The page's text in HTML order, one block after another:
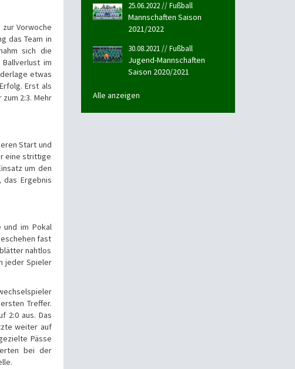
Vorwoche
das Team in
sich die
im
etwas
Erst als
2:3. Mehr
Start und
eine strittige
um den
Ergebnis
und im Pokal
fast
nahtlos
jeder Spieler
Treffer.
2:0 aus. Das
weiter auf
Pässe
bei der
25.06.2022 // Fußball
Mannschaften Saison
2021/2022
30.08.2021 // Fußball
Jugend-Mannschaften
Saison 2020/2021
Alle anzeigen